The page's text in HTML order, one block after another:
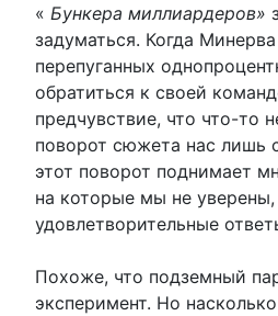
« Бункера миллиардеров»
задуматься. Когда
перепуганных
обратиться к своей
предчувствие, что что-то
поворот сюжета нас лишь
этот поворот поднимает
на которые мы не
удовлетворительные
Похоже, что подземный
эксперимент. Но